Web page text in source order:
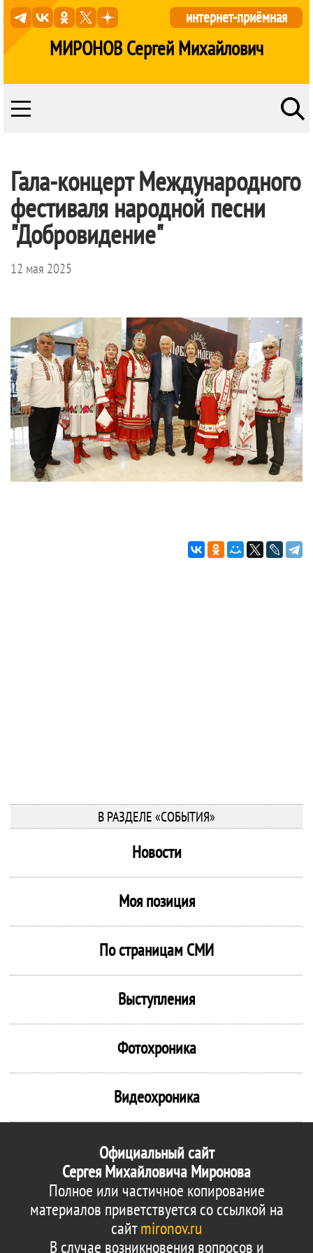
МИРОНОВ Сергей Михайлович
интернет-приёмная
Гала-концерт Международного
фестиваля народной песни
"Добровидение"
12 мая 2025
В РАЗДЕЛЕ «СОБЫТИЯ»
Новости
Моя позиция
По страницам СМИ
Выступления
Фотохроника
Видеохроника
Официальный сайт
Сергея Михайловича Миронова
Полное или частичное копирование
материалов приветствуется со ссылкой на
сайтmironov.ru
В случае возникновения вопросов и